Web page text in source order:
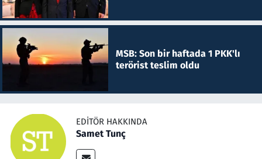
MSB: Son bir haftada 1 PKK'lı
terörist teslim oldu
EDITÖR HAKKINDA
Samet Tunç